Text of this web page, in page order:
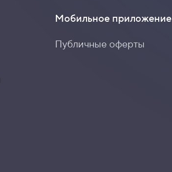
Мобильное приложение
Публичные оферты